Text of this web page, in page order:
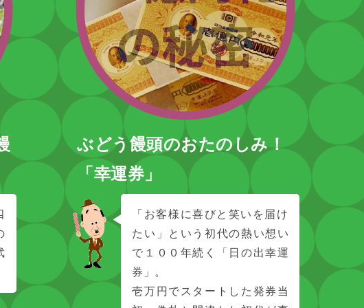
ぶどう饅頭のおたのしみ！
「幸運券」
「お客様に喜びと笑いを届け
たい」という初代の熱い想い
で１００年続く「日の出幸運
券」。
壱万円でスタートした発券当